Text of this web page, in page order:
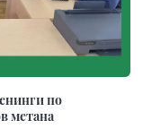
по
метана